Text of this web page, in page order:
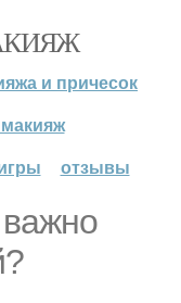
и причесок
отзывы